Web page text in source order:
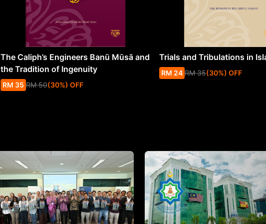
The Caliph’s Engineers Banū Mūsā and
the Tradition of Ingenuity
RM 35 RM 50(30%) OFF
Trials and Tribulations in
RM 24 RM 35(30%) OFF